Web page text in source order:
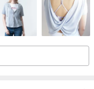
before buying to
feel free to consult the